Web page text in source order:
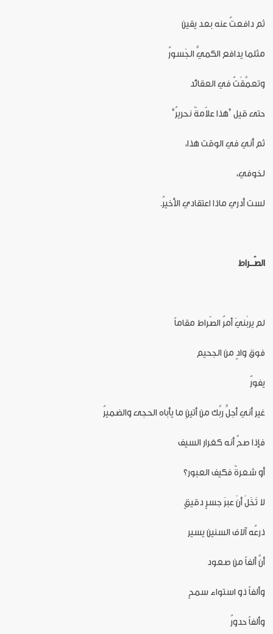
ثم دافعتُ عنه بعد يقين
مثلما يدافع الكميُّ الجَسورُ
وتعمَّقْتُ في العقائد
حتى قيل "هذا علاّمةٌ نحريرُ"
ثم أني في الوقت هذا،
لخوفي،
لست أدري ماذا اعتقادي الأخيرُ.
الصّــراط
لم يربْنيَ أمرُ الصّراط مقاماً
فوق وادٍ من الجحيم
يفورُ
غير أني أجلُّ ربَّك من أتينِ ما يأباه الحجى والضميرُ
فإذا صحَّ أنه كغرار السيف
أو شعرةٌ فكيف العبور؟
لا تَخَلْ أنْ عبرَ جسرٍ دقيقٍ
ذرعُه آلاف السنين يسير
أنَّ ألفاً من صعود
وألفاً ذو استواء سمحٍ
وألفاً حدورُ